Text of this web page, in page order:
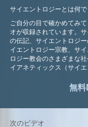
サイエントロジーとは何
ご自分の目で確かめてみ
オが収録されています。
の伝記、サイエントロジ
イエントロジー宗教、サ
ロジー教会のさまざまな
イアネティックス（サイ
無